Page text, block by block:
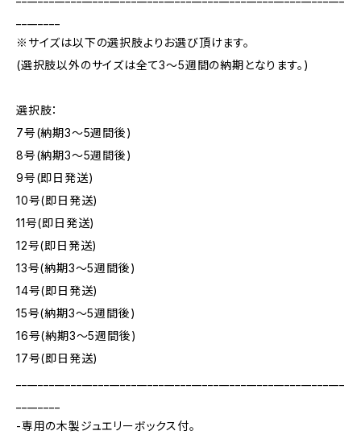
※サイズは以下の選択肢よりお選び頂けます。
(選択肢以外のサイズは全て3～5週間の納期となります。)
選択肢：
7号(納期3～5週間後)
8号(納期3～5週間後)
9号(即日発送)
10号(即日発送)
11号(即日発送)
12号(即日発送)
13号(納期3～5週間後)
14号(即日発送)
15号(納期3～5週間後)
16号(納期3～5週間後)
17号(即日発送)
-専用の木製ジュエリーボックス付。